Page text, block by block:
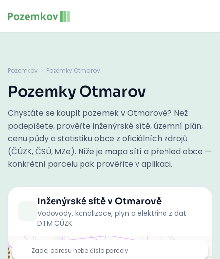
Pozemkov › Pozemky Otmarov
Pozemky Otmarov
Chystáte se koupit pozemek v Otmarově? Než
podepíšete, prověřte inženýrské sítě, územní plán,
cenu půdy a statistiku obce z oficiálních zdrojů
(ČÚZK, ČSÚ, MZe). Níže je mapa sítí a přehled obce —
konkrétní parcelu pak prověříte v aplikaci.
Inženýrské sítěv Otmarově
Vodovody, kanalizace, plyn a elektřina z dat
DTM ČÚZK.